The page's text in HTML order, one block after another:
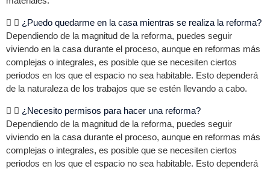
¿Puedo quedarme en la casa mientras se realiza la reforma?
Dependiendo de la magnitud de la reforma, puedes seguir
viviendo en la casa durante el proceso, aunque en reformas más
complejas o integrales, es posible que se necesiten ciertos
periodos en los que el espacio no sea habitable. Esto dependerá
de la naturaleza de los trabajos que se estén llevando a cabo.
¿Necesito permisos para hacer una reforma?
Dependiendo de la magnitud de la reforma, puedes seguir
viviendo en la casa durante el proceso, aunque en reformas más
complejas o integrales, es posible que se necesiten ciertos
periodos en los que el espacio no sea habitable. Esto dependerá